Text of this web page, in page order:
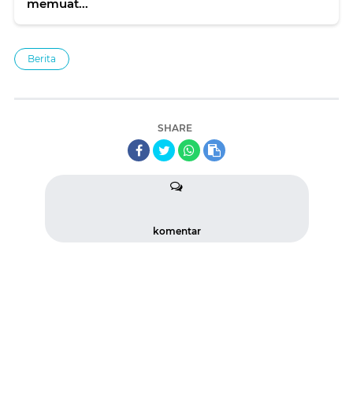
memuat...
Berita
SHARE
komentar